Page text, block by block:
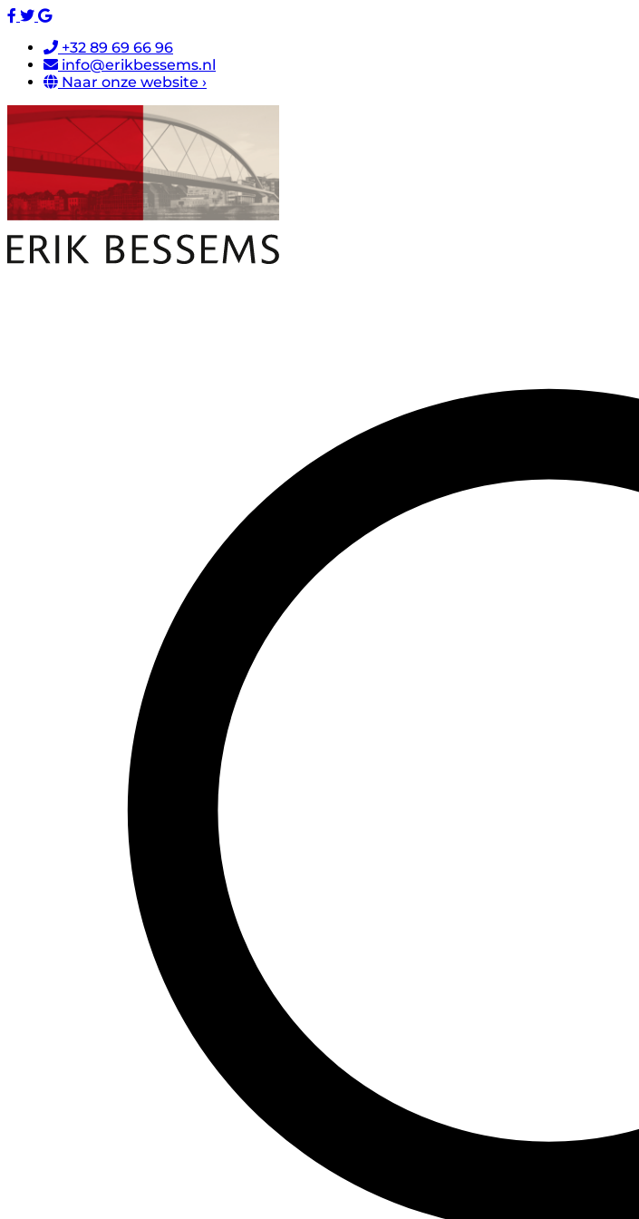
+32 89 69 66 96
info@erikbessems.nl
Naar onze website ›